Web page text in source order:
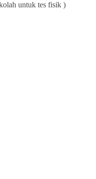
untuk tes fisik )